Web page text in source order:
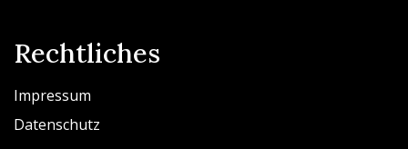
Rechtliches
Impressum
Datenschutz